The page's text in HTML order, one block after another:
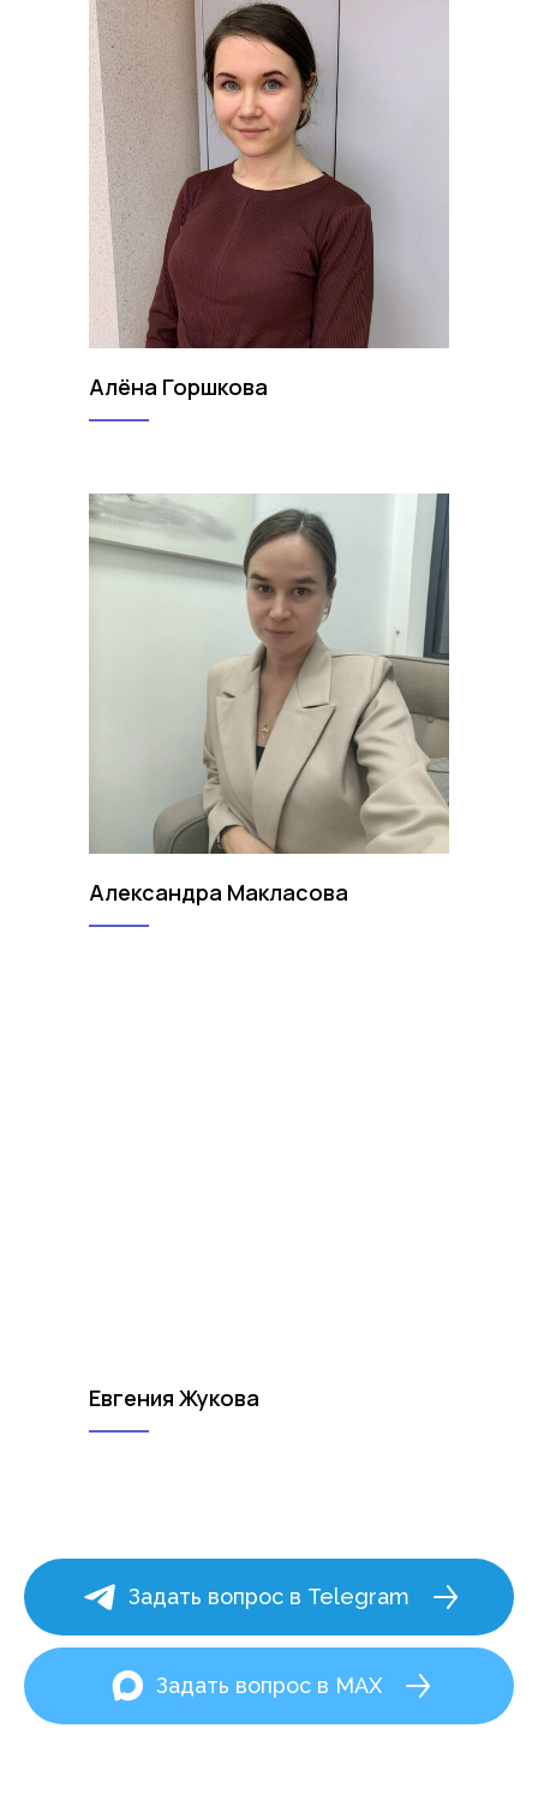
Алёна Горшкова
Александра Макласова
Евгения Жукова
Задать вопрос в Telegram
Задать вопрос в MAX